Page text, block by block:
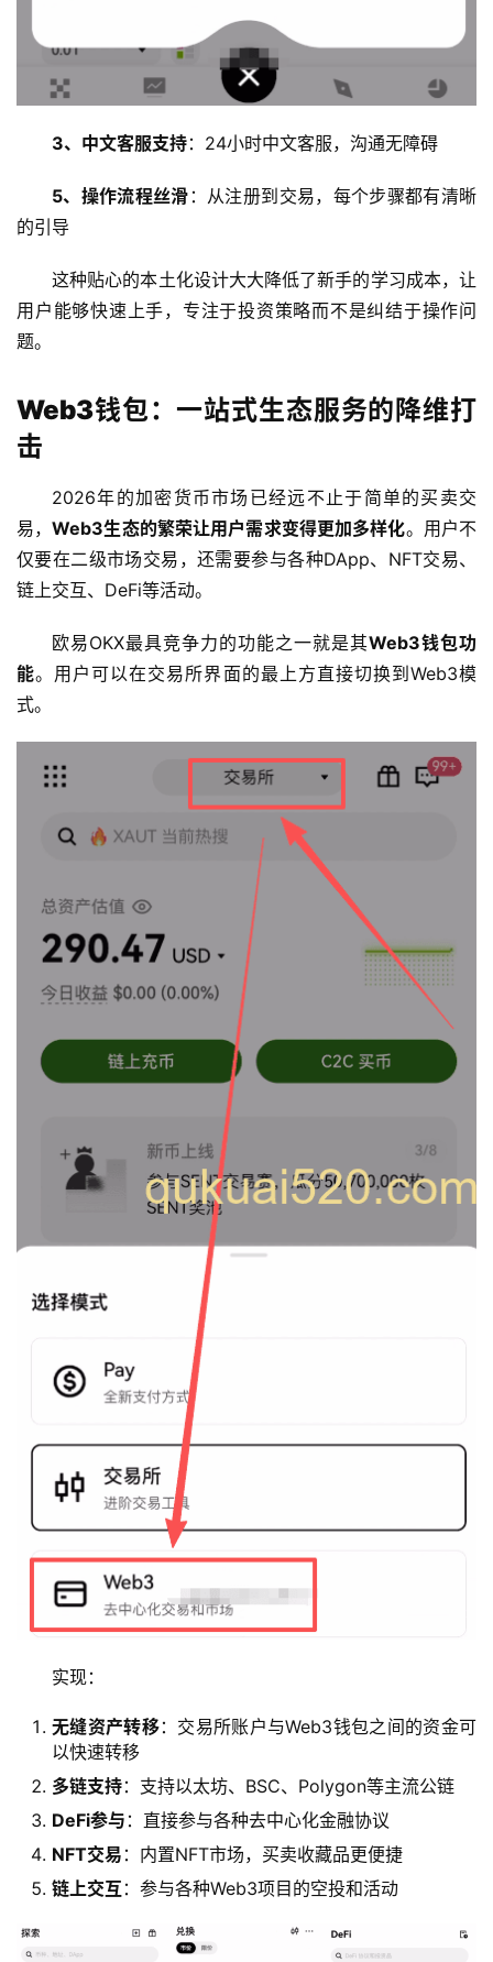
币
圈
新
闻
情
分
析
3、中文客服支持：24小时中文客服，沟通无障碍
5、操作流程丝滑 ：从注册到交易，每个步骤都有清晰
的引导
这种贴心的本土化设计大大降低了新手的学习成本，让
用户能够快速上手，专注于投资策略而不是纠结于操作问
题。
Web3钱包：一站式生态服务的降维打
击
2026年的加密货币市场已经远不止于简单的买卖交
易，Web3生态的繁荣让用户需求变得更加多样化。用户不
仅要在二级市场交易，还需要参与各种DApp、NFT交易、
链上交互、DeFi等活动。
欧易OKX最具竞争力的功能之一就是其Web3钱包功
能。用户可以在交易所界面的最上方直接切换到Web3模
式。
实现：
无缝资产转移：交易所账户与Web3钱包之间的资金可
以快速转移
多链支持：支持以太坊、BSC、Polygon等主流公链
DeFi参与 ：直接参与各种去中心化金融协议
NFT交易 ：内置NFT市场，买卖收藏品更便捷
链上交互 ：参与各种Web3项目的空投和活动